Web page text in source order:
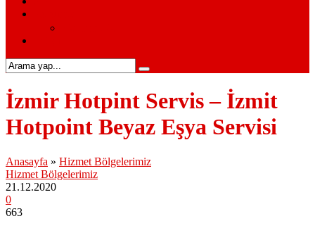
İzmir Hotpint Servis – İzmit
Hotpoint Beyaz Eşya Servisi
Anasayfa » Hizmet Bölgelerimiz
Hizmet Bölgelerimiz
21.12.2020
0
663